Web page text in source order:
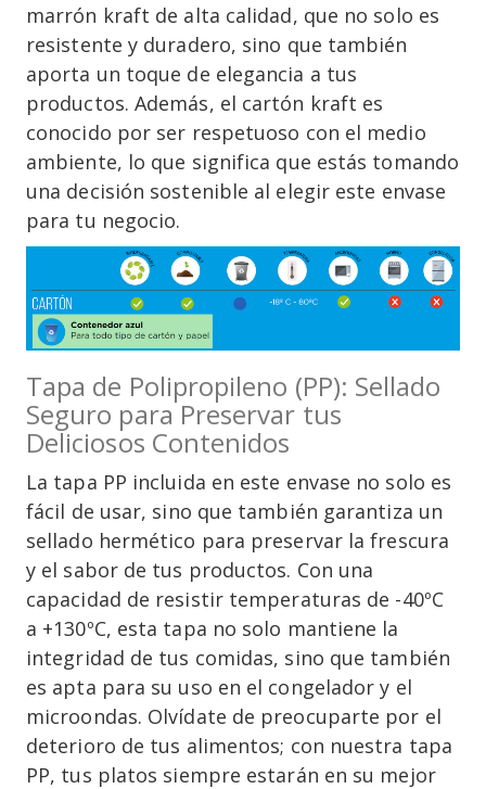
marrón kraft de alta calidad, que no solo es
resistente y duradero, sino que también
aporta un toque de elegancia a tus
productos. Además, el cartón kraft es
conocido por ser respetuoso con el medio
ambiente, lo que significa que estás tomando
una decisión sostenible al elegir este envase
para tu negocio.
Tapa de Polipropileno (PP): Sellado
Seguro para Preservar tus
Deliciosos Contenidos
La tapa PP incluida en este envase no solo es
fácil de usar, sino que también garantiza un
sellado hermético para preservar la frescura
y el sabor de tus productos. Con una
capacidad de resistir temperaturas de -40ºC
a +130ºC, esta tapa no solo mantiene la
integridad de tus comidas, sino que también
es apta para su uso en el congelador y el
microondas. Olvídate de preocuparte por el
deterioro de tus alimentos; con nuestra tapa
PP, tus platos siempre estarán en su mejor